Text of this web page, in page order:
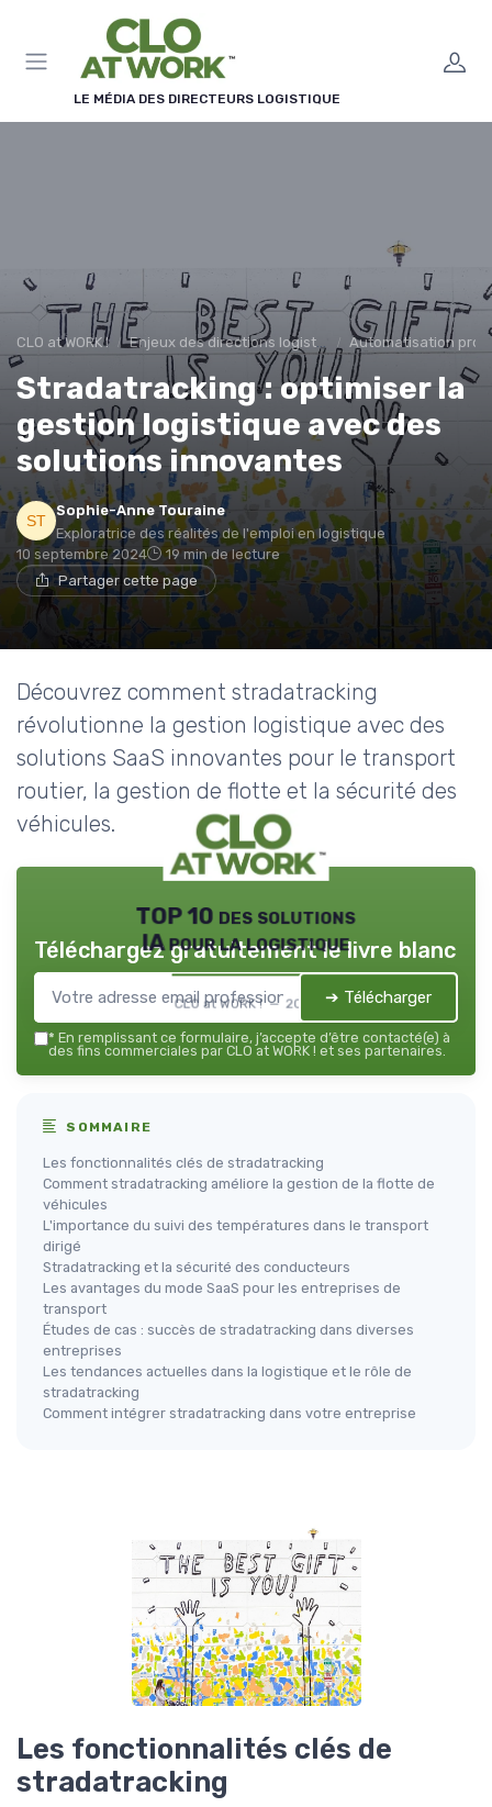
LE MÉDIA DES DIRECTEURS LOGISTIQUE
CLO at WORK ! Enjeux des directions logistiques Automatisation
Stradatracking : optimiser la
gestion logistique avec des
solutions innovantes
Sophie-Anne Touraine
Exploratrice des réalités de l'emploi en logistique
10 septembre 2024
19 min de lecture
Partager cette page
Découvrez comment stradatracking
révolutionne la gestion logistique avec des
solutions SaaS innovantes pour le transport
routier, la gestion de flotte et la sécurité des
véhicules.
TOP 10 des solutions
IA pour la logistique
CLO at WORK ! — 2026
Téléchargez gratuitement le livre blanc
➔ Télécharger
* En remplissant ce formulaire, j’accepte d’être contacté(e) à
des fins commerciales par CLO at WORK ! et ses partenaires.
SOMMAIRE
Les fonctionnalités clés de stradatracking
Comment stradatracking améliore la gestion de la flotte de
véhicules
L'importance du suivi des températures dans le transport
dirigé
Stradatracking et la sécurité des conducteurs
Les avantages du mode SaaS pour les entreprises de
transport
Études de cas : succès de stradatracking dans diverses
entreprises
Les tendances actuelles dans la logistique et le rôle de
stradatracking
Comment intégrer stradatracking dans votre entreprise
Les fonctionnalités clés de
stradatracking
Panneau de gestion des cookies